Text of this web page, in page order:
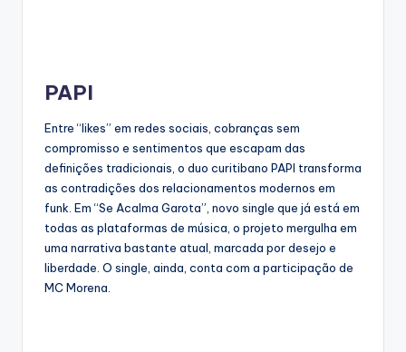
PAPI
Entre “likes” em redes sociais, cobranças sem
compromisso e sentimentos que escapam das
definições tradicionais, o duo curitibano PAPI transforma
as contradições dos relacionamentos modernos em
funk. Em “Se Acalma Garota”, novo single que já está em
todas as plataformas de música, o projeto mergulha em
uma narrativa bastante atual, marcada por desejo e
liberdade. O single, ainda, conta com a participação de
MC Morena.